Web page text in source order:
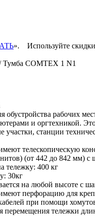
».
Используйте
Тумба COMTEX 1 N1
обустройства рабочих
и оргтехникой.
участки, станции
телескопическую
(от 442 до 842 мм)
тележку: 400 кг
30кг
на любой высоте с
перфорацию для
при помощи
перемещения тележки